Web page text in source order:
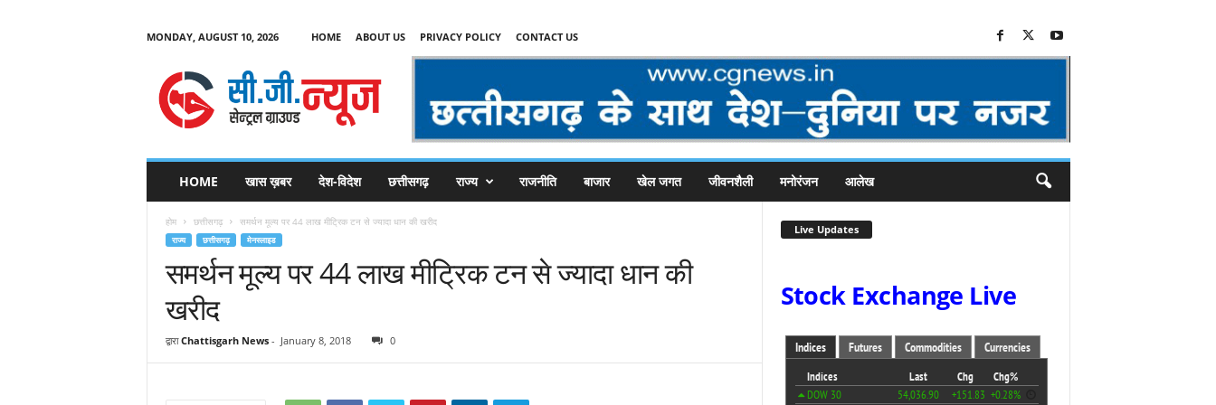
MONDAY, AUGUST 10, 2026 HOME ABOUT US PRIVACY POLICY CONTACT US
C
HOME खास ख़बर देश-विदेश छत्तीसगढ़ राज्य राजनीति बाजार खेल जगत जीवनशैली मनोरंजन आलेख
होम छत्तीसगढ़ समर्थन मूल्य पर 44 लाख मीट्रिक टन से ज्यादा धान की खरीद
राज्य छत्तीसगढ़ मेनस्लाइड
समर्थन मूल्य पर 44 लाख मीट्रिक टन से ज्यादा धान की
खरीद
द्वारा Chattisgarh News- January 8, 2018 0
Live Updates
Stock Exchange Live